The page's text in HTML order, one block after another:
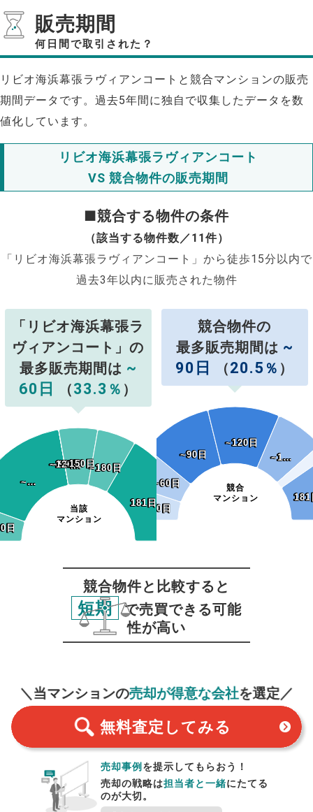
販売期間
何日間で取引された？
リビオ海浜幕張ラヴィアンコートと競合マンションの販売
期間データです。過去5年間に独自で収集したデータを数
値化しています。
リビオ海浜幕張ラヴィアンコート
VS 競合物件の販売期間
■競合する物件の条件
（該当する物件数／11件）
「リビオ海浜幕張ラヴィアンコート」から徒歩15分以内で
過去3年以内に販売された物件
「リビオ海浜幕張ラ
ヴィアンコート」の
最多販売期間は ~
60日
（33.3 ％ ）
当該
マンション
日
日
~…
~…
~90日
~90日
~120日
~120日
~150日
~150日~180日
~180日
181日~
181日~
競合物件の
最多販売期間は ~
90日
（20.5 ％ ）
競合
マンション
~30日
~30日
~60日
~60日
~90日
~90日
~120日
~120日
~1…
~1…
181
181
競合物件と比較すると
短期
で売買できる可能
性が高い
＼当マンションの売却が得意な会社を選定／
無料査定 してみる
売却事例を提示してもらおう！
売却の戦略は担当者と一緒にたてる
のが大切。